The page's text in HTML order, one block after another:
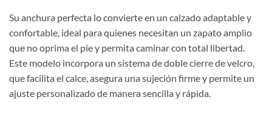
Su anchura perfecta lo convierte en un calzado adaptable y
confortable, ideal para quienes necesitan un zapato amplio
que no oprima el pie y permita caminar con total libertad.
Este modelo incorpora un sistema de doble cierre de velcro,
que facilita el calce, asegura una sujeción firme y permite un
ajuste personalizado de manera sencilla y rápida.